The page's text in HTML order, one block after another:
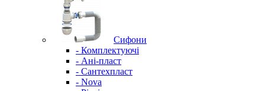
Сифони
- Комплектуючі
- Ані-пласт
- Сантехпласт
- Nova